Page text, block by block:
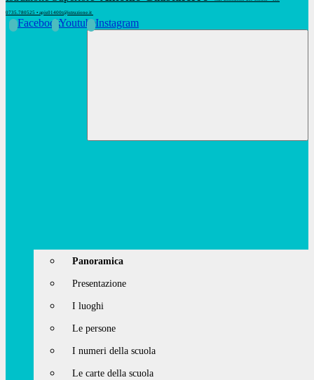
0735.780525 • apis01400t@istruzione.it
FacebookYoutubeInstagram
Panoramica
Presentazione
I luoghi
Le persone
I numeri della scuola
Le carte della scuola